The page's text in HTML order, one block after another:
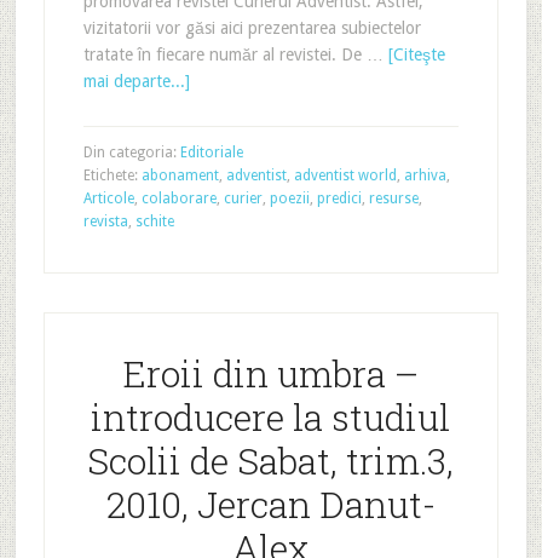
vizitatorii vor găsi aici prezentarea subiectelor
tratate în fiecare număr al revistei. De … [Citeşte
mai departe...]
Din categoria: Editoriale
Etichete: abonament, adventist, adventist world , arhiva,
Articole, colaborare, curier, poezii, predici, resurse,
revista, schite
Eroii din umbra –
introducere la studiul
Scolii de Sabat, trim.3,
2010, Jercan Danut-
Alex